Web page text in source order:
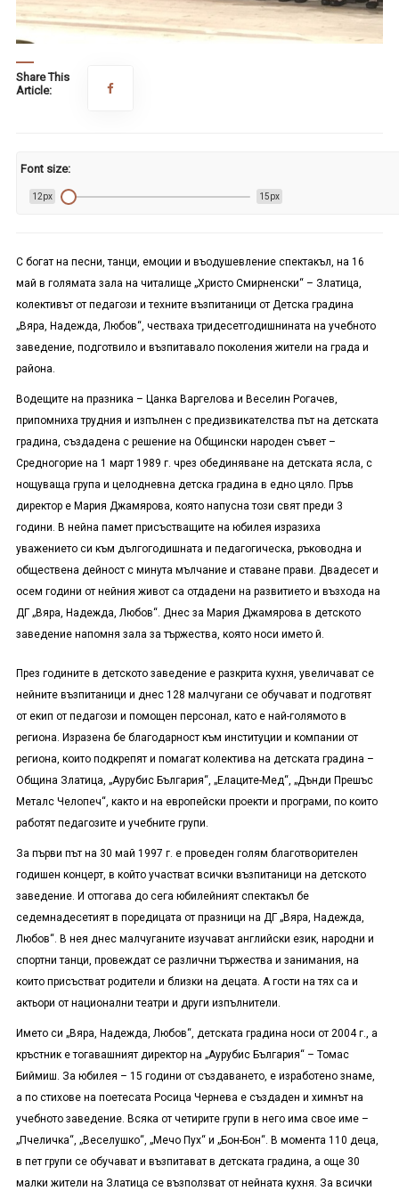
Share This
Article:
Font size:
12px 15px
С богат на песни, танци, емоции и въодушевление спектакъл, на 16
май в голямата зала на читалище „Христо Смирненски“ – Златица,
колективът от педагози и техните възпитаници от Детска градина
„Вяра, Надежда, Любов“, честваха тридесетгодишнината на учебното
заведение, подготвило и възпитавало поколения жители на града и
района.
Водещите на празника – Цанка Варгелова и Веселин Рогачев,
припомниха трудния и изпълнен с предизвикателства път на детската
градина, създадена с решение на Общински народен съвет –
Средногорие на 1 март 1989 г. чрез обединяване на детската ясла, с
нощуваща група и целодневна детска градина в едно цяло. Пръв
директор е Мария Джамярова, която напусна този свят преди 3
години. В нейна памет присъстващите на юбилея изразиха
уважението си към дългогодишната и педагогическа, ръководна и
обществена дейност с минута мълчание и ставане прави. Двадесет и
осем години от нейния живот са отдадени на развитието и възхода на
ДГ „Вяра, Надежда, Любов“. Днес за Мария Джамярова в детското
заведение напомня зала за тържества, която носи името й.
През годините в детското заведение е разкрита кухня, увеличават се
нейните възпитаници и днес 128 малчугани се обучават и подготвят
от екип от педагози и помощен персонал, като е най-голямото в
региона. Изразена бе благодарност към институции и компании от
региона, които подкрепят и помагат колектива на детската градина –
Община Златица, „Аурубис България“, „Елаците-Мед“, „Дънди Прешъс
Металс Челопеч“, както и на европейски проекти и програми, по които
работят педагозите и учебните групи.
За първи път на 30 май 1997 г. е проведен голям благотворителен
годишен концерт, в който участват всички възпитаници на детското
заведение. И оттогава до сега юбилейният спектакъл бе
седемнадесетият в поредицата от празници на ДГ „Вяра, Надежда,
Любов“. В нея днес малчуганите изучават английски език, народни и
спортни танци, провеждат се различни тържества и занимания, на
които присъстват родители и близки на децата. А гости на тях са и
актьори от национални театри и други изпълнители.
Името си „Вяра, Надежда, Любов“, детската градина носи от 2004 г., а
кръстник е тогавашният директор на „Аурубис България“ – Томас
Биймиш. За юбилея – 15 години от създаването, е изработено знаме,
а по стихове на поетесата Росица Чернева е създаден и химнът на
учебното заведение. Всяка от четирите групи в него има свое име –
„Пчеличка“, „Веселушко“, „Мечо Пух“ и „Бон-Бон“. В момента 110 деца,
в пет групи се обучават и възпитават в детската градина, а още 30
малки жители на Златица се възползват от нейната кухня. За всички